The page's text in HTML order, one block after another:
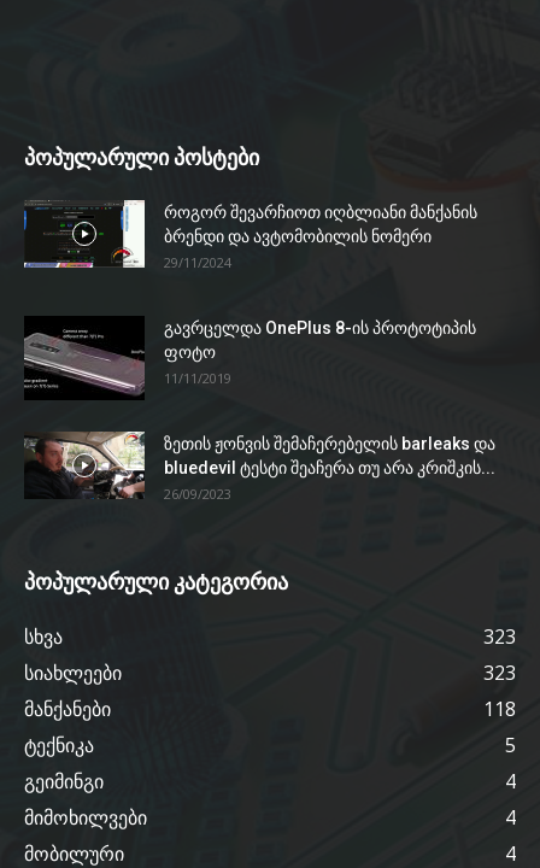
პოპულარული პოსტები
როგორ შევარჩიოთ იღბლიანი მანქანის
ბრენდი და ავტომობილის ნომერი
29/11/2024
გავრცელდა OnePlus 8-ის პროტოტიპის
ფოტო
11/11/2019
ზეთის ჟონვის შემაჩერებელის barleaks და
bluedevil ტესტი შეაჩერა თუ არა კრიშკის...
26/09/2023
პოპულარული კატეგორია
სხვა
323
სიახლეები
323
მანქანები
118
ტექნიკა
5
გეიმინგი
4
მიმოხილვები
4
მობილური
4